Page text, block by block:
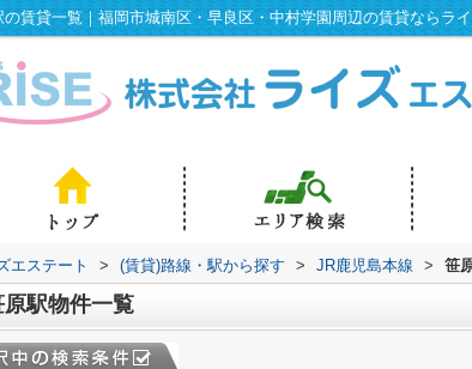
の賃貸一覧｜福岡市城南区・早良区・中村学園周辺の賃貸ならラ
エステート > (賃貸)路線・駅から探す > JR鹿児島本線 > 笹
原駅物件一覧